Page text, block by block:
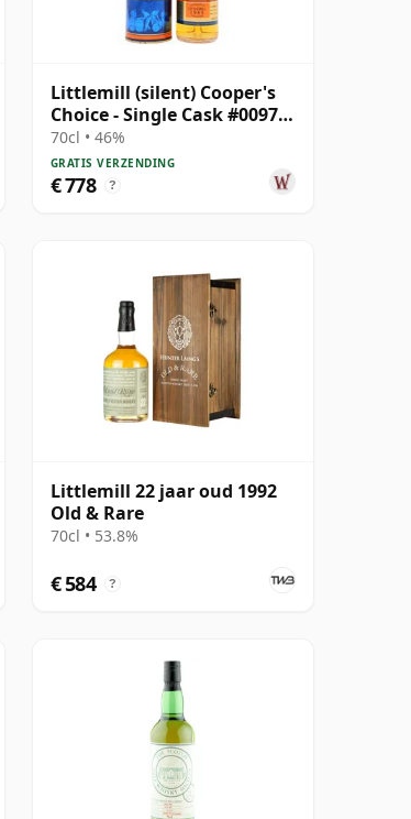
Littlemill (silent) Cooper's
Choice - Single Cask #0097
1985 28 jaar oud
70cl • 46%
GRATIS VERZENDING
€ 778 ?
Littlemill 22 jaar oud 1992
Old & Rare
70cl • 53.8%
€ 584 ?